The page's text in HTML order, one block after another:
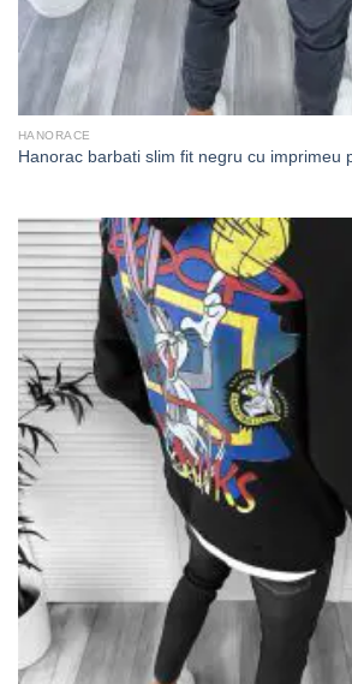
HANORACE
Hanorac barbati slim fit negru cu imprimeu